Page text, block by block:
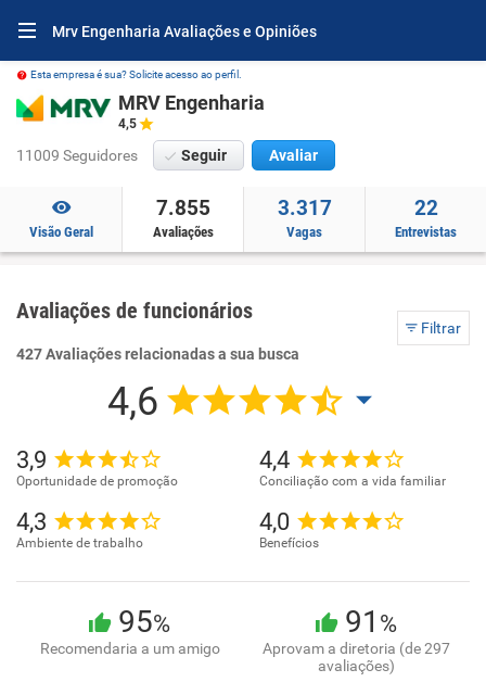
Mrv Engenharia Avaliações e Opiniões
Esta empresa é sua? Solicite acesso ao perfil.
MRV Engenharia
4,5
11009 Seguidores Seguir Avaliar
Visão Geral
7.855
Avaliações
3.317
Vagas
22
Entrevistas
Avaliações de funcionários
Filtrar
427 Avaliações relacionadas a sua busca
4,6
3,9
Oportunidade de promoção
4,4
Conciliação com a vida familiar
4,3
Ambiente de trabalho
4,0
Benefícios
95%
Recomendaria a um amigo
91 %
Aprovam a diretoria (de 297
avaliações)